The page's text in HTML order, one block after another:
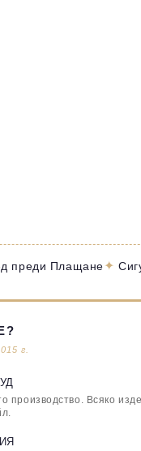
преди Плащане✦
г.
производство. Всяко